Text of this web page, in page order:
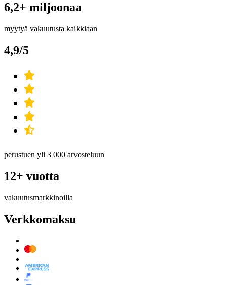
6,2+ miljoonaa
myytyä vakuutusta kaikkiaan
4,9/5
perustuen yli 3 000 arvosteluun
12+ vuotta
vakuutusmarkkinoilla
Verkkomaksu